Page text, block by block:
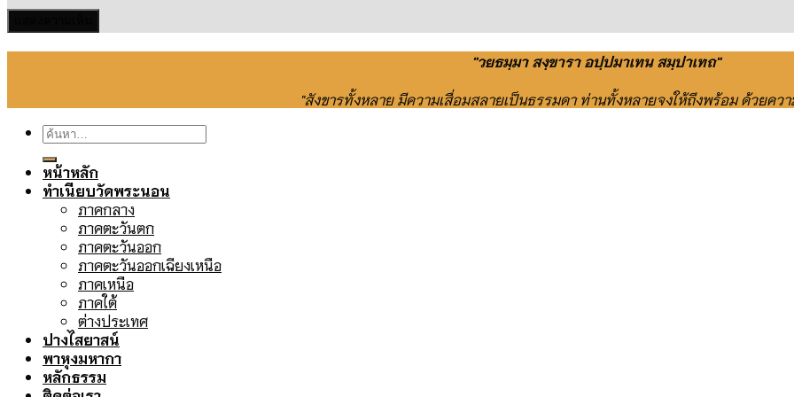
"วยธมฺมา สงฺขารา อปฺปมาเทน สมฺปาเทถ"
"สังขารทั้งหลาย มีความเสื่อมสลายเป็นธรรมดา ท่านทั้งหลายจงให้ถึงพร้อม ด้วยคว
ค้นหา:
หน้าหลัก
ทำเนียบวัดพระนอน
ภาคกลาง
ภาคตะวันตก
ภาคตะวันออก
ภาคตะวันออกเฉียงเหนือ
ภาคเหนือ
ภาคใต้
ต่างประเทศ
ปางไสยาสน์
พาหุงมหากา
หลักธรรม